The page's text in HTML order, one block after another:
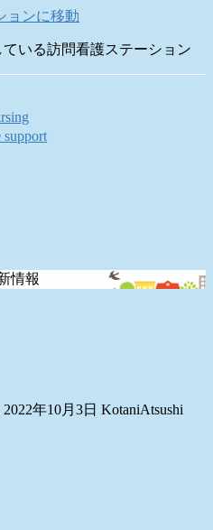
ョンに移動
いる訪問看護ステーション
support
情報
2022年10月3日 KotaniAtsushi